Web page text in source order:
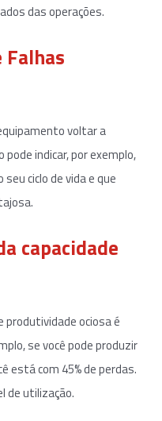
das operações.
voltar a
indicar, por exemplo,
ciclo de vida e que
capacidade
produtividade ociosa é
se você pode produzir
está com 45% de perdas.
de utilização.